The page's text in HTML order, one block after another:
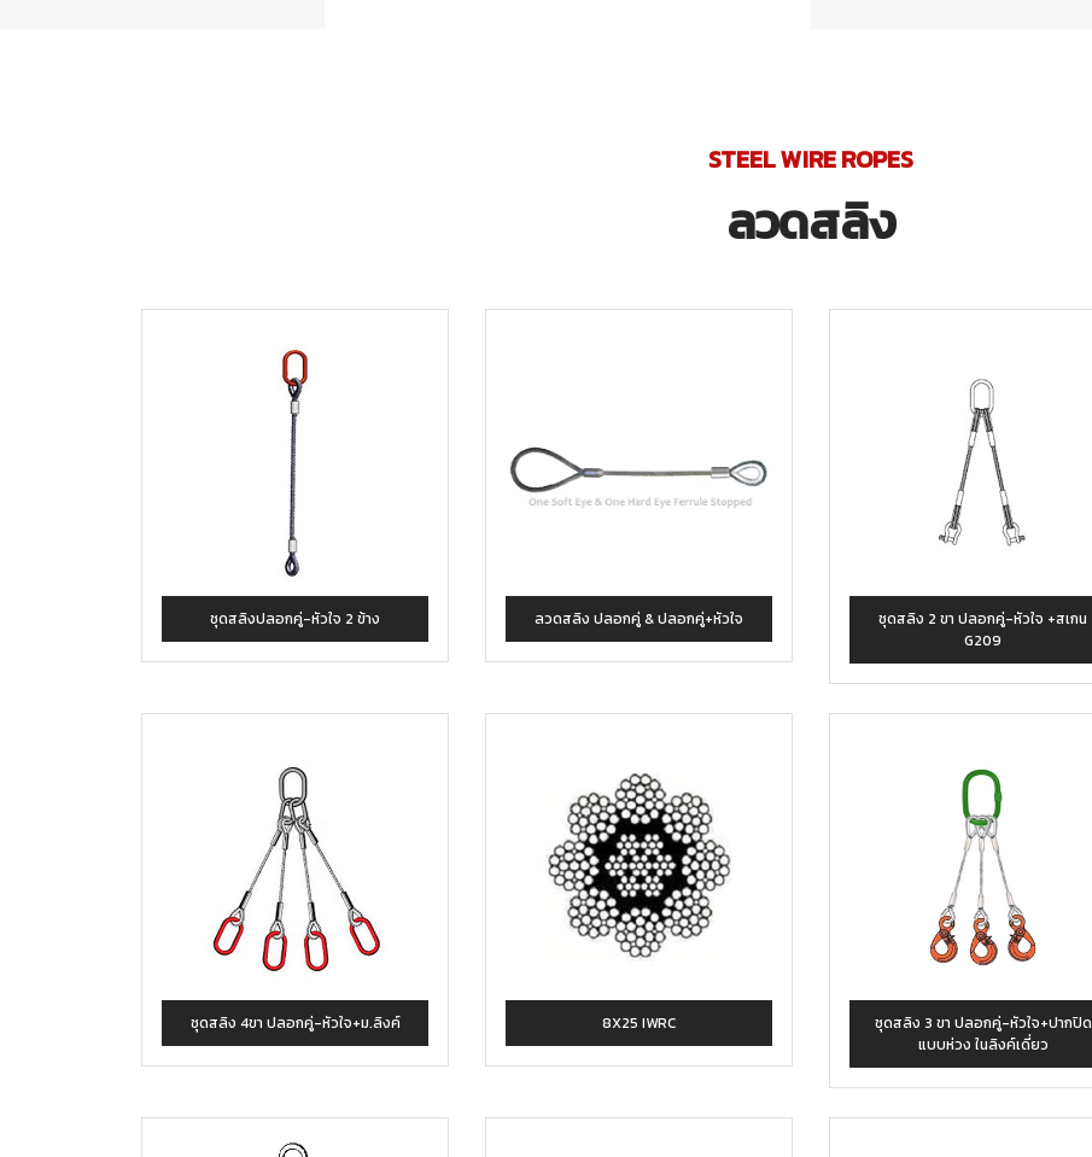
STEEL WIRE ROPES
ลวดสลิง
ชุดสลิงปลอกคู่-หัวใจ 2 ข้าง ลวดสลิง ปลอกคู่ & ปลอกคู่+หัวใจ
ชุดสลิง 2 ขา ปลอกคู่-หัวใจ +สเกน
G209
ชุดสลิง 4ขา ปลอกคู่-หัวใจ+ม.ลิงค์ 8X25 IWRC
ชุดสลิง 3 ขา ปลอกคู่-หัวใจ+ปากปิด
แบบห่วง ในลิงค์เดี่ยว